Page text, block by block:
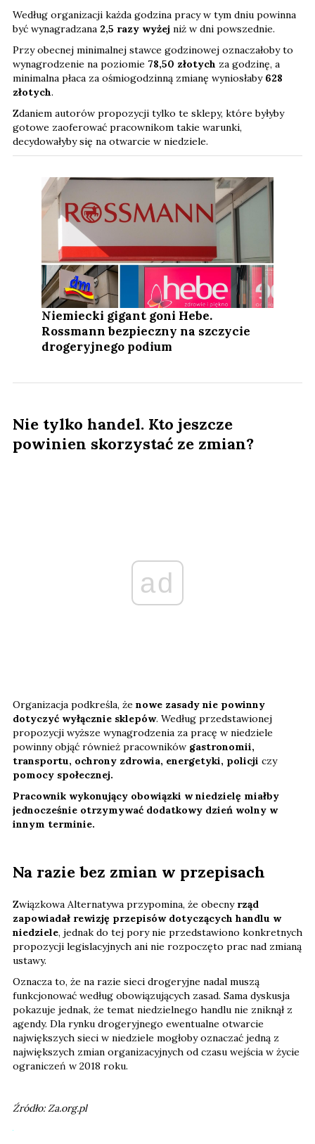
Według organizacji każda godzina pracy w tym dniu powinna
być wynagradzana 2,5 razy wyżej niż w dni powszednie.
Przy obecnej minimalnej stawce godzinowej oznaczałoby to
wynagrodzenie na poziomie 78,50 złotych za godzinę, a
minimalna płaca za ośmiogodzinną zmianę wyniosłaby 628
złotych.
Zdaniem autorów propozycji tylko te sklepy, które byłyby
gotowe zaoferować pracownikom takie warunki,
decydowałyby się na otwarcie w niedziele.
Niemiecki gigant goni Hebe.
Rossmann bezpieczny na szczycie
drogeryjnego podium
Nie tylko handel. Kto jeszcze
powinien skorzystać ze zmian?
ad
Organizacja podkreśla, że nowe zasady nie powinny
dotyczyć wyłącznie sklepów. Według przedstawionej
propozycji wyższe wynagrodzenia za pracę w niedziele
powinny objąć również pracowników gastronomii,
transportu, ochrony zdrowia, energetyki, policji czy
pomocy społecznej.
Pracownik wykonujący obowiązki w niedzielę miałby
jednocześnie otrzymywać dodatkowy dzień wolny w
innym terminie.
Na razie bez zmian w przepisach
Związkowa Alternatywa przypomina, że obecny rząd
zapowiadał rewizję przepisów dotyczących handlu w
niedziele, jednak do tej pory nie przedstawiono konkretnych
propozycji legislacyjnych ani nie rozpoczęto prac nad zmianą
ustawy.
Oznacza to, że na razie sieci drogeryjne nadal muszą
funkcjonować według obowiązujących zasad. Sama dyskusja
pokazuje jednak, że temat niedzielnego handlu nie zniknął z
agendy. Dla rynku drogeryjnego ewentualne otwarcie
największych sieci w niedziele mogłoby oznaczać jedną z
największych zmian organizacyjnych od czasu wejścia w życie
ograniczeń w 2018 roku.
Źródło: Za.org.pl